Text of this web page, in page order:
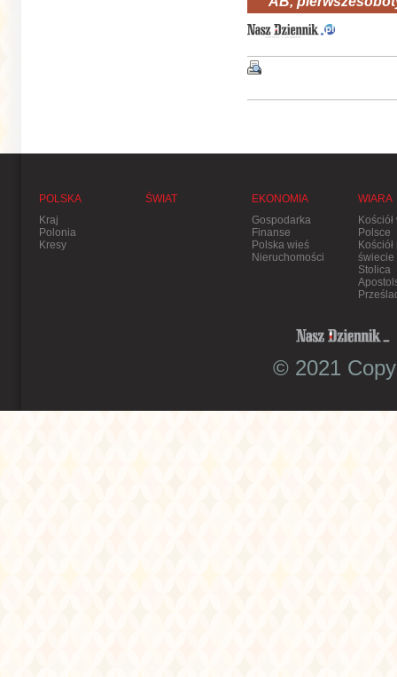
POLSKA
Kraj
Polonia
Kresy
ŚWIAT
EKONOMIA
Gospodarka
Finanse
Polska wieś
Nieruchomości
WIARA
Kościół
Polsce
Kościół
świecie
Stolica
© 2021